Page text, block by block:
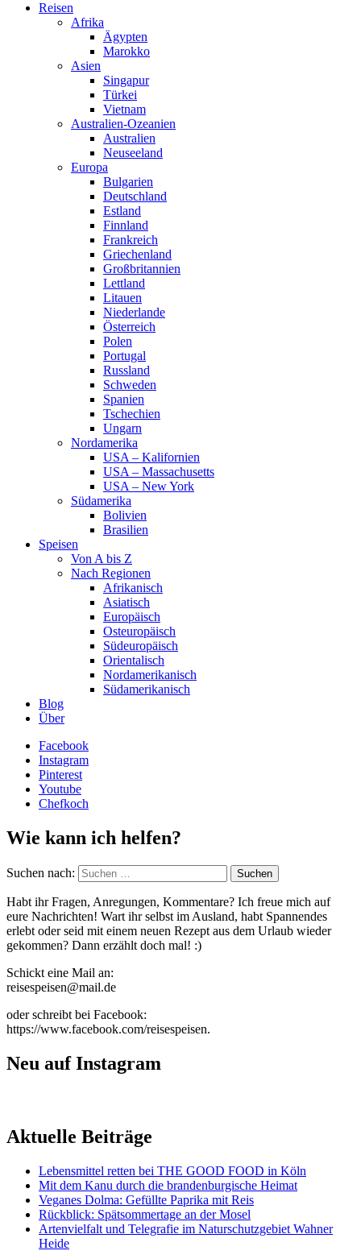
Reisen
Afrika
Ägypten
Marokko
Asien
Singapur
Türkei
Vietnam
Australien-Ozeanien
Australien
Neuseeland
Europa
Bulgarien
Deutschland
Estland
Finnland
Frankreich
Griechenland
Großbritannien
Lettland
Litauen
Niederlande
Österreich
Polen
Portugal
Russland
Schweden
Spanien
Tschechien
Ungarn
Nordamerika
USA – Kalifornien
USA – Massachusetts
USA – New York
Südamerika
Bolivien
Brasilien
Speisen
Von A bis Z
Nach Regionen
Afrikanisch
Asiatisch
Europäisch
Osteuropäisch
Südeuropäisch
Orientalisch
Nordamerikanisch
Südamerikanisch
Blog
Über
Facebook
Instagram
Pinterest
Youtube
Chefkoch
Wie kann ich helfen?
Suchen nach:
Habt ihr Fragen, Anregungen, Kommentare? Ich freue mich auf
eure Nachrichten! Wart ihr selbst im Ausland, habt Spannendes
erlebt oder seid mit einem neuen Rezept aus dem Urlaub wieder
gekommen? Dann erzählt doch mal! :)
Schickt eine Mail an:
reisespeisen@mail.de
oder schreibt bei Facebook:
https://www.facebook.com/reisespeisen.
Neu auf Instagram
Aktuelle Beiträge
Lebensmittel retten bei THE GOOD FOOD in Köln
Mit dem Kanu durch die brandenburgische Heimat
Veganes Dolma: Gefüllte Paprika mit Reis
Rückblick: Spätsommertage an der Mosel
Artenvielfalt und Telegrafie im Naturschutzgebiet Wahner
Heide